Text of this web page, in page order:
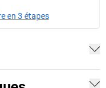
en 3 étapes